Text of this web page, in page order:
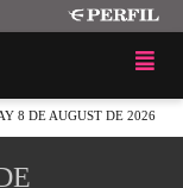
8 DE AUGUST DE 2026